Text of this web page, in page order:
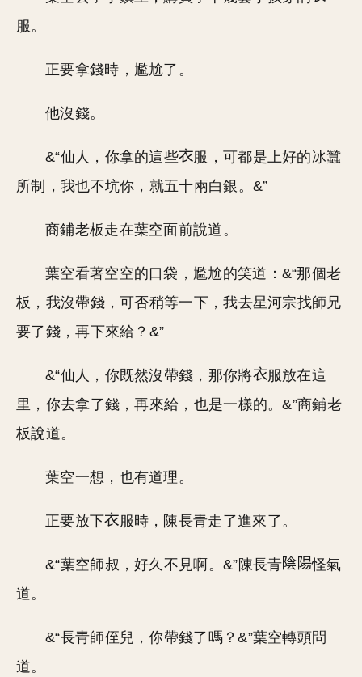
服。
正要拿錢時，尷尬了。
他沒錢。
&“仙人，你拿的這些
服，可都是上好的冰蠶
所制，我也不坑你，就五十兩白銀。&”
商鋪老板走在葉空面前說道。
葉空看著空空的口袋，尷尬的笑道：&“那個老
板，我沒帶錢，可否稍等一下，我去星河宗找師兄
要了錢，再下來給？&”
&“仙人，你既然沒帶錢，那你將
服放在這
里，你去拿了錢，再來給，也是一樣的。&”商鋪老
板說道。
葉空一想，也有道理。
正要放下 服時，陳長青走了進來了。
&“葉空師叔，好久不見啊。&”陳長青
怪氣
道。
&“長青師侄兒，你帶錢了嗎？&”葉空轉頭問
道。